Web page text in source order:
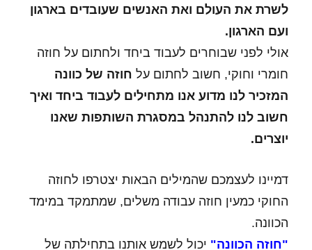
לשרת את העולם ואת האנשים שעובדים בארגון
ועם הארגון.
אולי לפני שבוחרים לעבוד ביחד ולחתום על חוזה
חומרי וחוקי, חשוב לחתום על חוזה של כוונה
המזכיר לנו מדוע אנו מתחילים לעבוד ביחד ואיך
חשוב לנו להתנהל במסגרת השותפות שאנו
יוצרים.
דמיינו לעצמכם שהמילים הבאות יצטרפו לחוזה
החוקי כמעין חוזה עבודה משלים, שמתמקד במימד
הכוונה.
"חוזה הכוונה" יכול לשמש אותנו בתחילתה של